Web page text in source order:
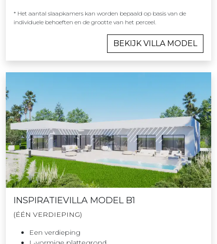
* Het aantal slaapkamers kan worden bepaald op basis van de
individuele behoeften en de grootte van het perceel.
BEKIJK VILLA MODEL
INSPIRATIEVILLA MODEL B1
(ÉÉN VERDIEPING)
Een verdieping